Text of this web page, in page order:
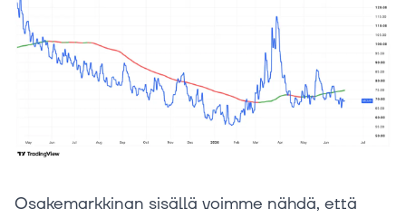
Osakemarkkinan sisällä voimme nähdä, että